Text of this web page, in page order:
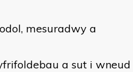
mesuradwy a
a sut i wneud